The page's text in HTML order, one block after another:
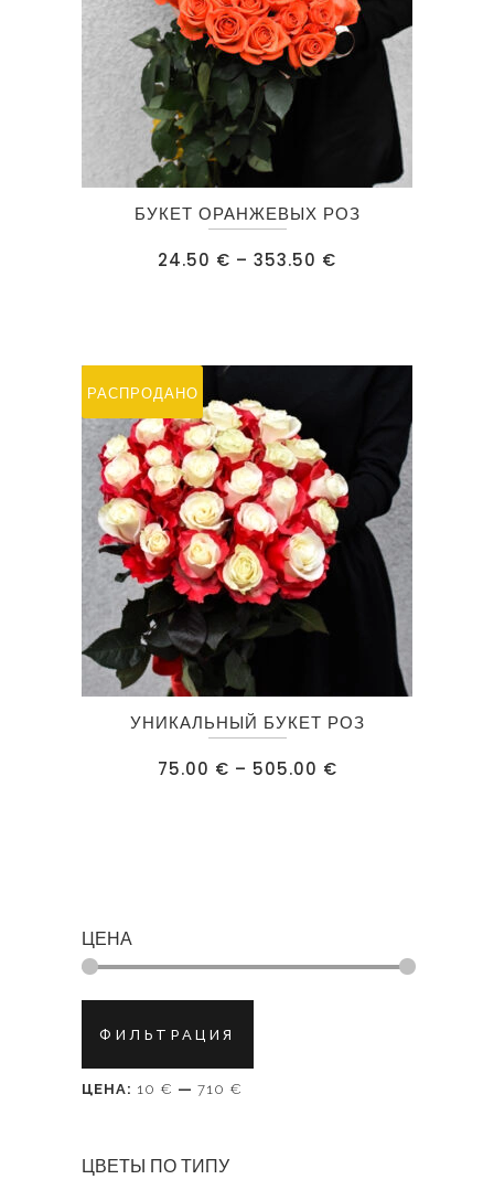
можно
выбрать
на
странице
товара.
БУКЕТ ОРАНЖЕВЫХ РОЗ
24.50 € – 353.50 €
РАСПРОДАНО
на
странице
товара.
УНИКАЛЬНЫЙ БУКЕТ РОЗ
75.00 € – 505.00 €Диапазон
ЦЕНА
цена
ценаФИЛЬТРАЦИЯ
ЦЕНА: 10 € — 710 €
ЦВЕТЫ ПО ТИПУ